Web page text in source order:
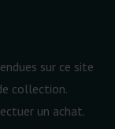
sur ce site
collection.
un achat.